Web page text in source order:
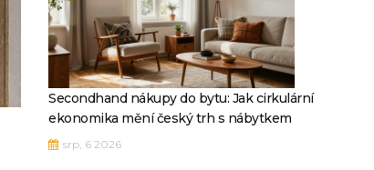
Secondhand nákupy do bytu: Jak cirkulární
ekonomika mění český trh s nábytkem
srp, 6 2026